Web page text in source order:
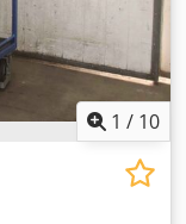
1 / 10